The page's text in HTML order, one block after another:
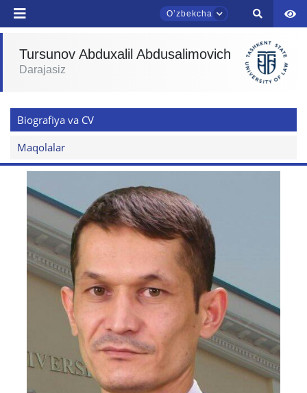
Oʼzbekcha
Tursunov Abduxalil Abdusalimovich
Darajasiz
Biografiya va CV
Maqolalar
Assalomu alaykum! TDYU qabul murojaatlari
chatiga xush kelibsiz.
chatda qoldiring.
Mavzuni tanlang — keyin shu mavzudagi aniq
savollar chiqadi:
3. Suhbat (bakalavr) (8) 4. Suhbat (magistr) (5)
5. To'lov-kontrakt (2) 6. Elektron ariza (16)
7. Call-center (4) 8. Bakalavriat kvotasi (3)
9. Magistratura kvotasi (4) ✉️ Adminga yozish